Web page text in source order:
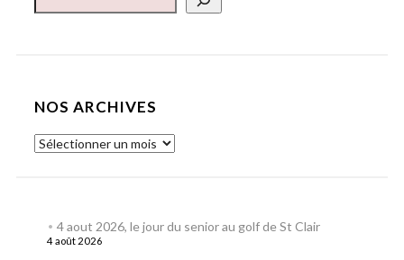
NOS ARCHIVES
4 aout 2026, le jour du senior au golf de St Clair
4 août 2026